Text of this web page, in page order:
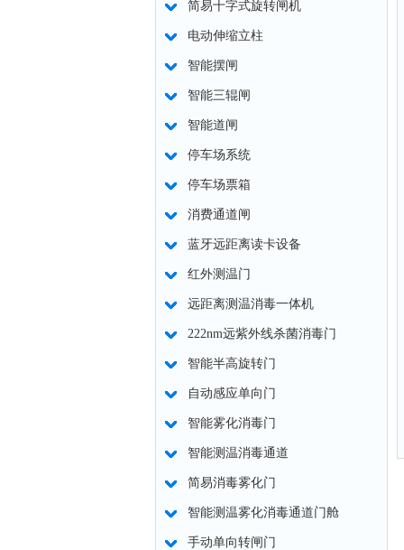
简易十字式旋转闸机
电动伸缩立柱
智能摆闸
智能三辊闸
智能道闸
停车场系统
停车场票箱
消费通道闸
蓝牙远距离读卡设备
红外测温门
远距离测温消毒一体机
222nm远紫外线杀菌消毒门
智能半高旋转门
自动感应单向门
智能雾化消毒门
智能测温消毒通道
简易消毒雾化门
智能测温雾化消毒通道门舱
手动单向转闸门